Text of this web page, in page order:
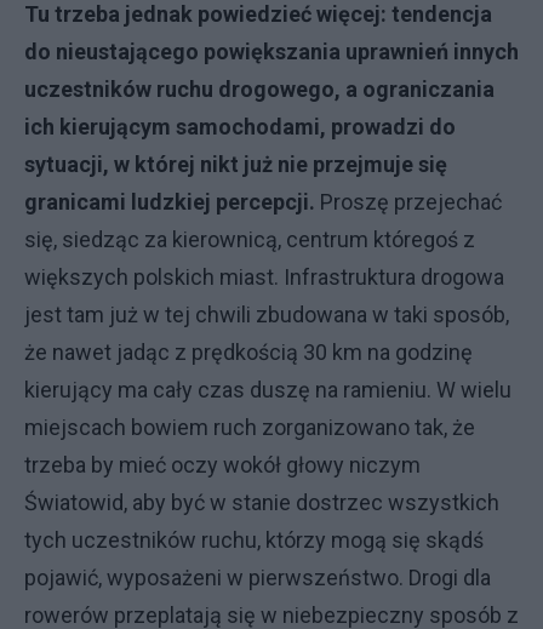
Tu trzeba jednak powiedzieć więcej: tendencja
do nieustającego powiększania uprawnień innych
uczestników ruchu drogowego, a ograniczania
ich kierującym samochodami, prowadzi do
sytuacji, w której nikt już nie przejmuje się
granicami ludzkiej percepcji. Proszę przejechać
się, siedząc za kierownicą, centrum któregoś z
większych polskich miast. Infrastruktura drogowa
jest tam już w tej chwili zbudowana w taki sposób,
że nawet jadąc z prędkością 30 km na godzinę
kierujący ma cały czas duszę na ramieniu. W wielu
miejscach bowiem ruch zorganizowano tak, że
trzeba by mieć oczy wokół głowy niczym
Światowid, aby być w stanie dostrzec wszystkich
tych uczestników ruchu, którzy mogą się skądś
pojawić, wyposażeni w pierwszeństwo. Drogi dla
rowerów przeplatają się w niebezpieczny sposób z